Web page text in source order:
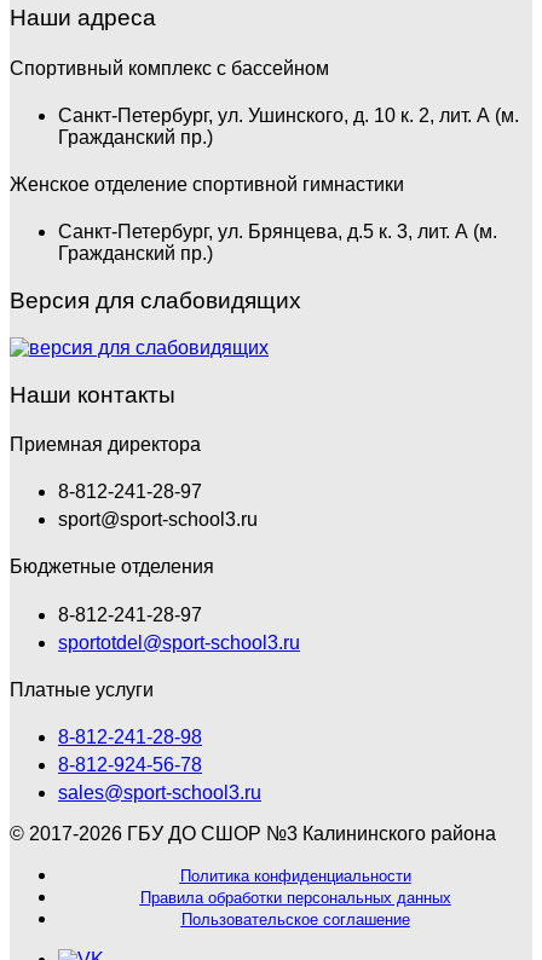
Наши адреса
Спортивный комплекс с бассейном
Санкт-Петербург, ул. Ушинского, д. 10 к. 2, лит. А (м.
Гражданский пр.)
Женское отделение спортивной гимнастики
Санкт-Петербург, ул. Брянцева, д.5 к. 3, лит. А (м.
Гражданский пр.)
Версия для слабовидящих
Наши контакты
Приемная директора
8-812-241-28-97
sport@sport-school3.ru
Бюджетные отделения
8-812-241-28-97
sportotdel@sport-school3.ru
Платные услуги
8-812-241-28-98
8-812-924-56-78
sales@sport-school3.ru
© 2017-2026 ГБУ ДО СШОР №3 Калининского района
Политика конфиденциальности
Правила обработки персональных данных
Пользовательское соглашение